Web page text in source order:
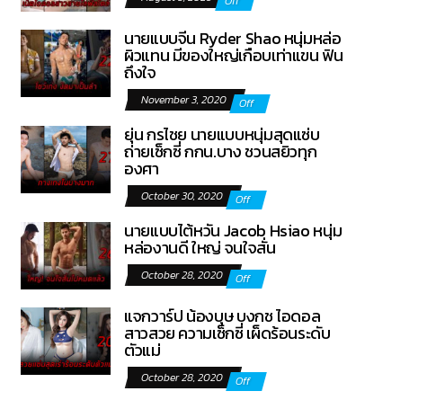
นายแบบจีน Ryder Shao หนุ่มหล่อ
ผิวแทน มีของใหญ่เกือบเท่าแขน ฟิน
ถึงใจ
November 3, 2020 Off
ยุ่น กรไชย นายแบบหนุ่มสุดแซ่บ
ถ่ายเซ็กซี่ กกน.บาง ชวนสยิวทุก
องศา
October 30, 2020 Off
นายแบบไต้หวัน Jacob Hsiao หนุ่ม
หล่องานดี ใหญ่ จนใจสั่น
October 28, 2020 Off
แจกวาร์ป น้องบุษ บงกช ไอดอล
สาวสวย ความเซ็กซี่ เผ็ดร้อนระดับ
ตัวแม่
October 28, 2020 Off